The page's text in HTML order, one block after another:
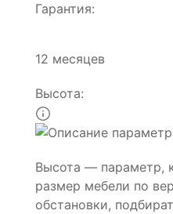
Гарантия:
12 месяцев
Высота:
Высота — параметр,
размер мебели по
обстановки,